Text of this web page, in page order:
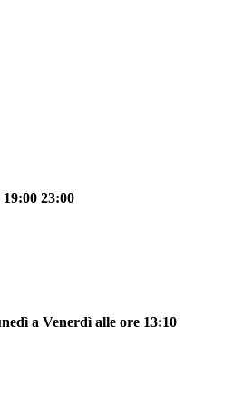
23:00
a Venerdì alle ore 13:10